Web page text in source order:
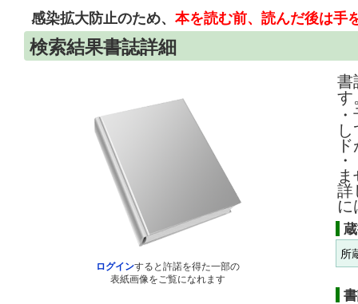
感染拡大防止のため、本を読む前、読んだ後は手
検索結果書誌詳細
ログインすると許諾を得た一部の
表紙画像をご覧になれます
書
す
詳
に
所